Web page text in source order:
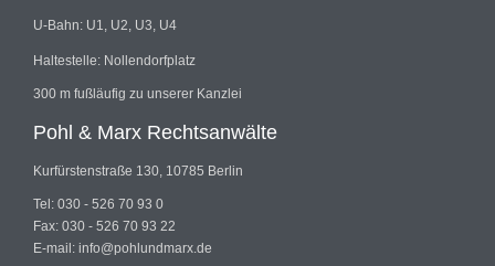
U-Bahn: U1, U2, U3, U4
Haltestelle: Nollendorfplatz
300 m fußläufig zu unserer Kanzlei
Pohl & Marx Rechtsanwälte
Kurfürstenstraße 130, 10785 Berlin
Tel: 030 - 526 70 93 0
Fax: 030 - 526 70 93 22
E-mail: info@pohlundmarx.de